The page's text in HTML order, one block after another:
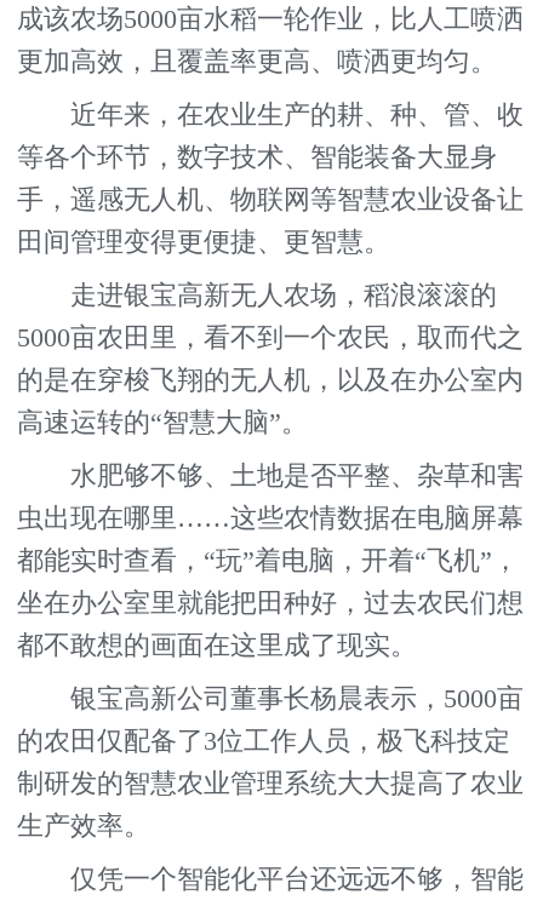
成该农场5000亩水稻一轮作业，比人工喷洒
更加高效，且覆盖率更高、喷洒更均匀。
近年来，在农业生产的耕、种、管、收
等各个环节，数字技术、智能装备大显身
手，遥感无人机、物联网等智慧农业设备让
田间管理变得更便捷、更智慧。
走进银宝高新无人农场，稻浪滚滚的
5000亩农田里，看不到一个农民，取而代之
的是在穿梭飞翔的无人机，以及在办公室内
高速运转的“智慧大脑”。
水肥够不够、土地是否平整、杂草和害
虫出现在哪里……这些农情数据在电脑屏幕
都能实时查看，“玩”着电脑，开着“飞机”，
坐在办公室里就能把田种好，过去农民们想
都不敢想的画面在这里成了现实。
银宝高新公司董事长杨晨表示，5000亩
的农田仅配备了3位工作人员，极飞科技定
制研发的智慧农业管理系统大大提高了农业
生产效率。
仅凭一个智能化平台还远远不够，智能